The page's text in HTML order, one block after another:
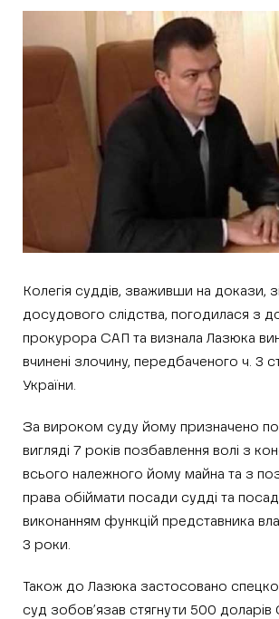
Колегія суддів, зваживши на докази,
досудового слідства, погодилася з
прокурора САП та визнала Лазюка
вчинені злочину, передбаченого ч. 3
України.
За вироком суду йому призначено
вигляді 7 років позбавлення волі з
всього належного йому майна та з
права обіймати посади судді та
виконанням функцій представника
3 роки.
Також до Лазюка застосовано
суд зобов’язав стягнути 500